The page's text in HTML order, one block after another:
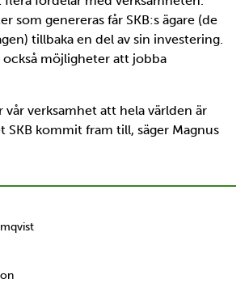
som genereras får SKB:s ägare (de
tillbaka en del av sin investering.
också möjligheter att jobba
vår verksamhet att hela världen är
SKB kommit fram till, säger Magnus